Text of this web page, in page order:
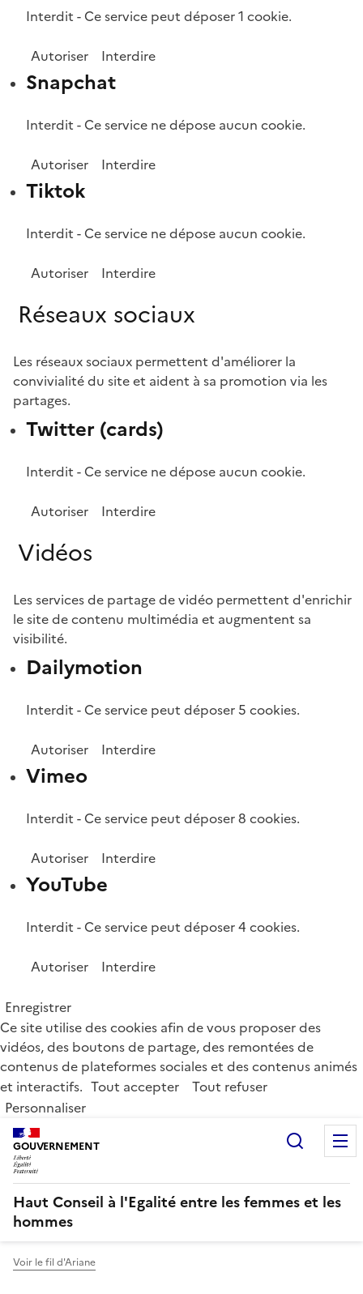
Interdit - Ce service peut déposer 1 cookie.
Autoriser Interdire
Snapchat
Interdit - Ce service ne dépose aucun cookie.
Autoriser Interdire
Tiktok
Interdit - Ce service ne dépose aucun cookie.
Autoriser Interdire
Réseaux sociaux
Les réseaux sociaux permettent d'améliorer la
convivialité du site et aident à sa promotion via les
partages.
Twitter (cards)
Interdit - Ce service ne dépose aucun cookie.
Autoriser Interdire
Vidéos
Les services de partage de vidéo permettent d'enrichir
le site de contenu multimédia et augmentent sa
visibilité.
Dailymotion
Interdit - Ce service peut déposer 5 cookies.
Autoriser Interdire
Vimeo
Interdit - Ce service peut déposer 8 cookies.
Autoriser Interdire
YouTube
Interdit - Ce service peut déposer 4 cookies.
Autoriser Interdire
Enregistrer
Ce site utilise des cookies afin de vous proposer des
vidéos, des boutons de partage, des remontées de
contenus de plateformes sociales et des contenus animés
et interactifs. Tout accepter
Tout refuser
Personnaliser
GOUVERNEMENT
Haut Conseil à l'Egalité entre les femmes et les
hommes
Voir le fil d'Ariane